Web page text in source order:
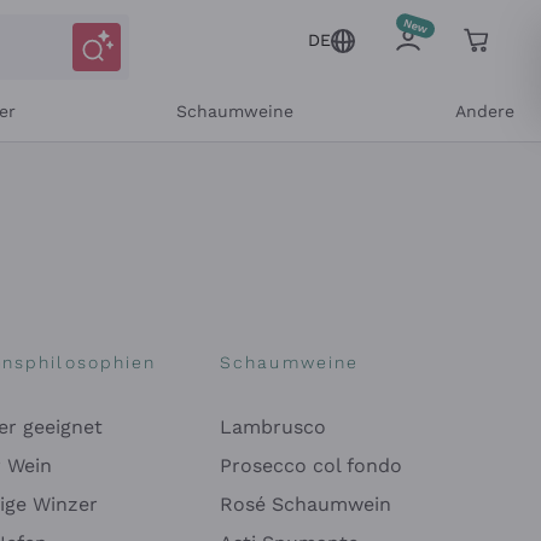
DE
Schaumweine Andere
geeignet
Winzer
Schaumweine
Lambrusco
Prosecco col fondo
Rosé Schaumwein
und personalisierten Angeboten